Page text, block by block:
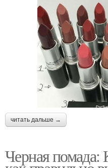
читать дальше →
Черная помада: